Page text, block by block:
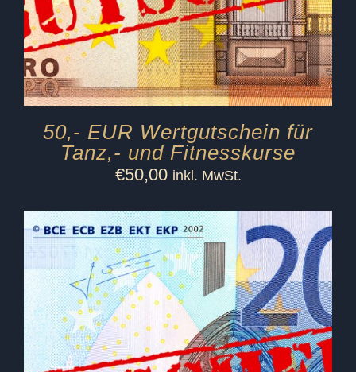
50,- EUR Wertgutschein für
Tanz,- und Fitnesskurse
€50,00 inkl. MwSt.